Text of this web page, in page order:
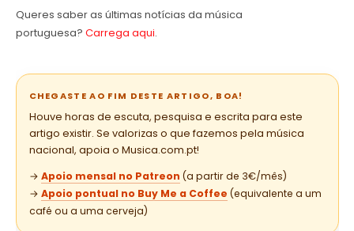
Queres saber as últimas notícias da música
portuguesa? Carrega aqui.
CHEGASTE AO FIM DESTE ARTIGO, BOA!
Houve horas de escuta, pesquisa e escrita para este
artigo existir. Se valorizas o que fazemos pela música
nacional, apoia o Musica.com.pt!
→ Apoio mensal no Patreon (a partir de 3€/mês)
→ Apoio pontual no Buy Me a Coffee (equivalente a um
café ou a uma cerveja)